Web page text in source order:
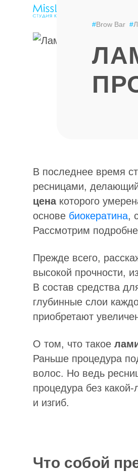
#Brow Bar #
В последнее время
ресницами,
ценакоторого
основе биокератина,
Рассмотрим
Прежде всего,
высокой прочности,
В состав средства
глубинные слои
приобретают
О том, что такое
Раньше процедура
волос. Но ведь
процедура без
и изгиб.
Что собой